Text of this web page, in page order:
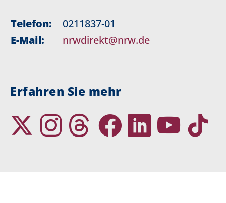
Telefon:
0211837-01
E-Mail:
nrwdirekt@nrw.de
Erfahren Sie mehr